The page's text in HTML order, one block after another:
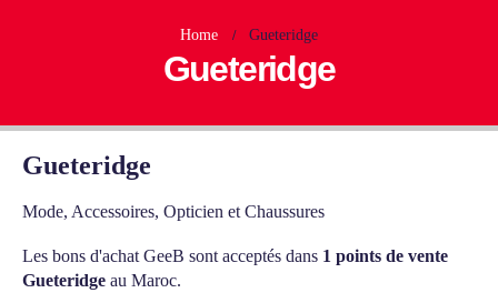
Home Gueteridge
Gueteridge
Gueteridge
Mode, Accessoires, Opticien et Chaussures
Les bons d'achat GeeB sont acceptés dans 1 points de vente
Gueteridge au Maroc.